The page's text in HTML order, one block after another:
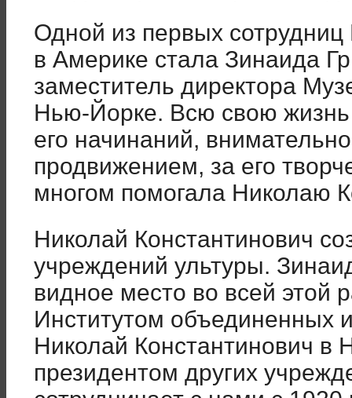
Одной из первых
в Америке стала Зинаида
заместитель директора
Нью-Йорке. Всю свою
его начинаний,
продвижением, за его
многом помогала Николаю
Николай Константинович
учреждений ультуры.
видное место во всей этой
Институтом объединенных
Николай Константинович
президентом других